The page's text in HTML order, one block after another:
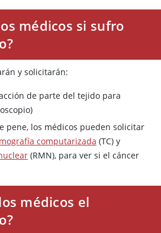
médicos si sufro
y solicitarán:
de parte del tejido para
pene, los médicos pueden solicitar
computarizada (TC) y
(RMN), para ver si el cáncer
médicos el